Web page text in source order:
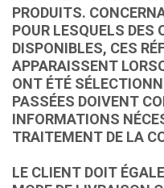
PRODUITS.
POUR LESQUELS DES
DISPONIBLES, CES
APPARAISSENT
ONT ÉTÉ
PASSÉES DOIVENT
INFORMATIONS
TRAITEMENT DE LA
LE CLIENT DOIT